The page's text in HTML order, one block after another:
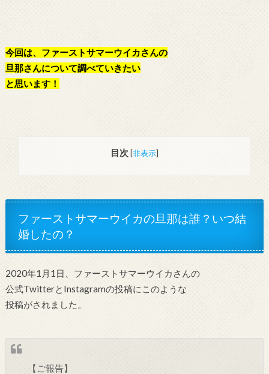
今回は、ファーストサマーウイカさんの
旦那さんについて調べていきたい
と思います！
目次 [非表示]
ファーストサマーウイカの旦那は誰？いつ結
婚したの？
2020年1月1日、ファーストサマーウイカさんの
公式TwitterとInstagramの投稿にこのような
投稿がされました。
【ご報告】